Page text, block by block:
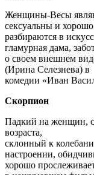
Женщины-Весы
сексуальны и хорошо
разбираются в
гламурная дама,
о своем внешнем
(Ирина Селезнева) в
комедии «Иван
Скорпион
Падкий на женщин,
возраста,
склонный к
настроении,
хорошо